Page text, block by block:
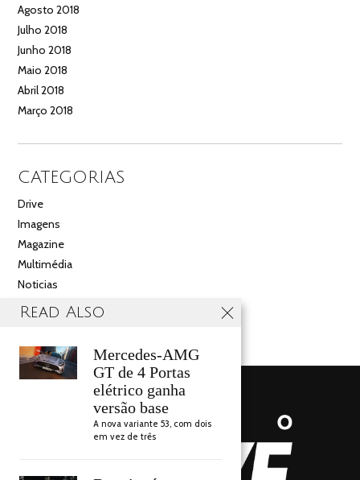
Agosto 2018
Julho 2018
Junho 2018
Maio 2018
Abril 2018
Março 2018
CATEGORIAS
Drive
Imagens
Magazine
Multimédia
Noticias
Salão
Read Also
Mercedes-AMG
GT de 4 Portas
elétrico ganha
versão base
A nova variante 53, com dois
em vez de três